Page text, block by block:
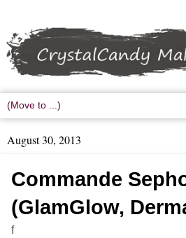
August 30, 2013
Commande
(GlamGlow,
f